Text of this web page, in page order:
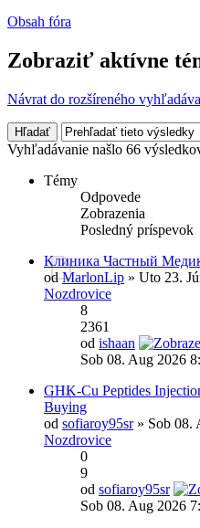
Obsah fóra
Zobraziť aktívne
Návrat do rozšíreného
Vyhľadávanie našlo 66
Témy
Odpovede
Zobrazenia
Posledný príspevok
Клиника Частный
odMarlonLip » Uto 23.
Nozdrovice
8
2361
od ishaan
Sob 08. Aug 2026
GHK-Cu Peptides
Buying
od sofiaroy95sr» Sob 08.
Nozdrovice
0
9
od sofiaroy95sr
Sob 08. Aug 2026